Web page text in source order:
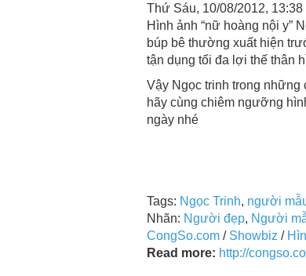
Thứ Sáu, 10/08/2012, 13:38
Hình ảnh “nữ hoàng nội y”
búp bê thường xuất hiện
tận dụng tối đa lợi thế thân
Vậy Ngọc trinh trong những
hãy cùng chiêm ngưỡng
ngày nhé
Tags: Ngọc Trinh, người
Nhãn: Người đẹp, Người
CongSo.com / Showbiz /
Read more: http://